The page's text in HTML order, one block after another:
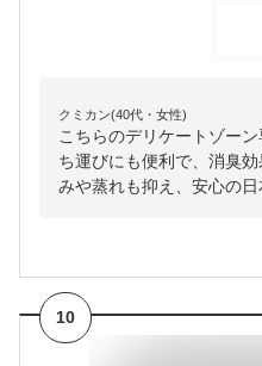
クミカン(40代・女性)
こちらのデリケートゾー
ち運びにも便利で、消臭
みや蒸れも抑え、安心の日
10